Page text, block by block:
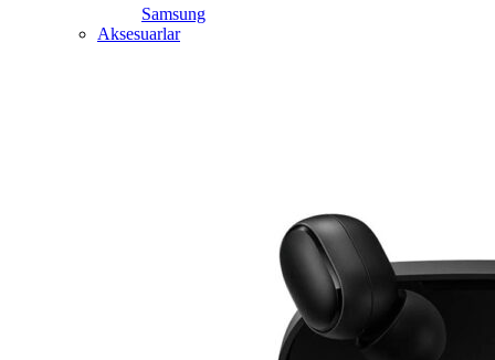
Samsung
Aksesuarlar